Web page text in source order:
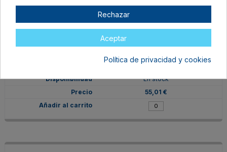
ROJO/NEGRO
En stock
55,01 €
Rechazar
Aceptar
Política de privacidad y cookies